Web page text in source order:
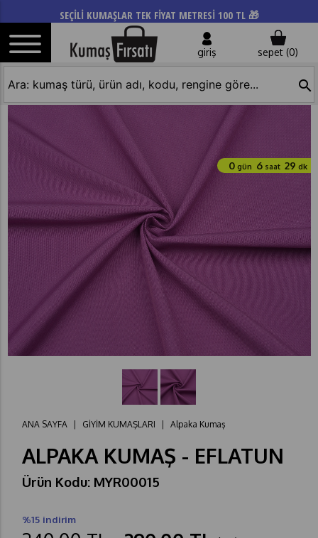
SEÇİLİ KUMAŞLAR TEK FİYAT METRESİ 100 TL 🎁
giriş sepet (0)
search
0gün 6saat 29 dk
ANA SAYFA GİYİM KUMAŞLARI Alpaka Kumaş
ALPAKA KUMAŞ - EFLATUN
Ürün Kodu: MYR00015
%15 indirim